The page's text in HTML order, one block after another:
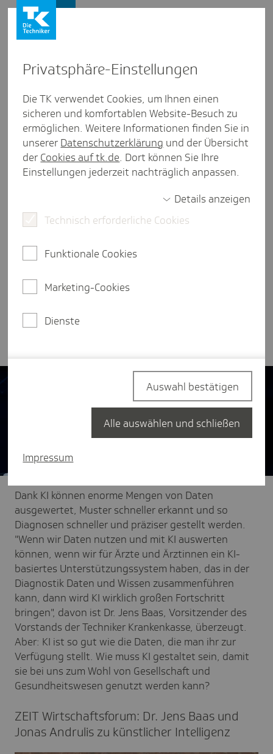
Antwort auf Knopf­druck? Revo­
lu­tion, Trans­for­ma­tion, Chancen
durch KI
Artikel
Beim 16. ZEIT Wirtschaftsforum sprachen der TK-
Vorstandsvorsitzende Dr. Jens Baas und Jonas
Andrulis, CEO von Aleph Alpha, eine der größten
europäischen KI-Hoffnungen im Wettbewerb mit
den Chancen und Herausforderungen von
weniger als eine Minute Lesezeit
Presse und Politik Künstliche Intelligenz
Dank KI können enorme Mengen von Daten
ausgewertet, Muster schneller erkannt und so
Diagnosen schneller und präziser gestellt werden.
"Wenn wir Daten nutzen und mit KI auswerten
können, wenn wir für Ärzte und Ärztinnen ein KI-
basiertes Unterstützungssystem haben, das in der
Diagnostik Daten und Wissen zusammenführen
kann, dann wird KI wirklich großen Fortschritt
bringen", davon ist Dr. Jens Baas, Vorsitzender des
Vorstands der Techniker Krankenkasse, überzeugt.
Aber: KI ist so gut wie die Daten, die man ihr zur
Verfügung stellt. Wie muss KI gestaltet sein, damit
sie bei uns zum Wohl von Gesellschaft und
Gesundheitswesen genutzt werden kann?
ZEIT Wirt­schafts­fo­rum: Dr. Jens Baas und
Jonas Andrulis zu künst­li­cher Intel­li­genz
Privat­sphäre-Einstel­lungen
Die TK verwendet Cookies, um Ihnen einen
sicheren und komfortablen Website-Besuch zu
ermöglichen. Weitere Informationen finden Sie in
unserer Datenschutzerklärung und der Übersicht
der Cookies auf tk.de. Dort können Sie Ihre
Einstellungen jederzeit nachträglich anpassen.
Details anzeigen
Technisch erforderliche Cookies
Funktionale Cookies
Marketing-Cookies
Dienste
Impressum
Auswahl bestätigen
Alle auswählen und schließen